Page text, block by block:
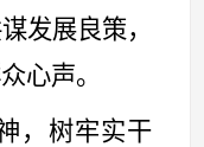
发展良策，
心声。
，树牢实干